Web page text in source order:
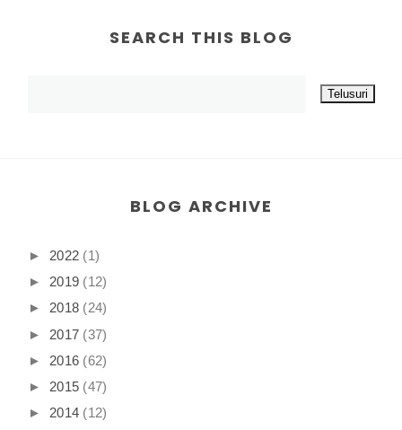
SEARCH THIS BLOG
BLOG ARCHIVE
► 2022 (1)
► 2019 (12)
► 2018 (24)
► 2017 (37)
► 2016 (62)
► 2015 (47)
► 2014 (12)